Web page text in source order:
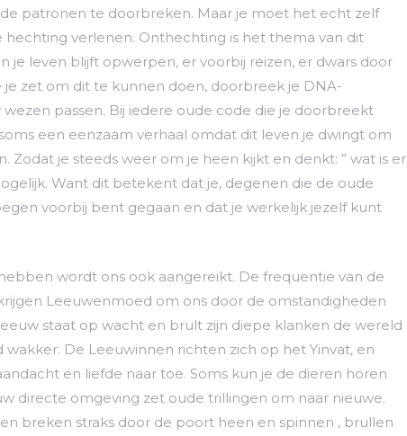
patronen te doorbreken. Maar je moet het echt zelf
verlenen. Onthechting is het thema van dit
je leven blijft opwerpen, er voorbij reizen, er dwars door
zet om dit te kunnen doen, doorbreek je DNA-
passen. Bij iedere oude code die je doorbreekt
een eenzaam verhaal omdat dit leven je dwingt om
Zodat je steeds weer om je heen kijkt en denkt: ” wat is er
Want dit betekent dat je, degenen die de oude
voorbij bent gegaan en dat je werkelijk jezelf kunt
wordt ons ook aangereikt. De frequentie van de
Leeuwenmoed om ons door de omstandigheden
staat op wacht en brult zijn diepe klanken de wereld
De Leeuwinnen richten zich op het Yinvat, en
en liefde naar toe. Soms kun je de dieren horen
directe omgeving zet oude trillingen om naar nieuwe.
breken straks door de poort heen en spinnen , brullen